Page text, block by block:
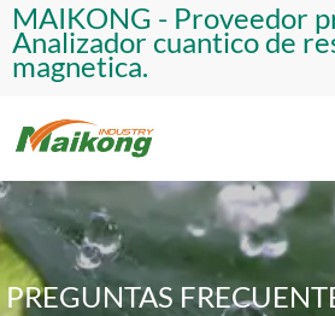
​MAIKONG - Proveedor
Analizador cuantico de
magnetica.​
PREGUNTAS